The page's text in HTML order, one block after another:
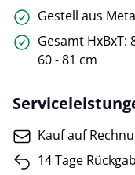
Gestell aus
Gesamt HxBxT:
60 - 81 cm
Kauf auf
14 Tage